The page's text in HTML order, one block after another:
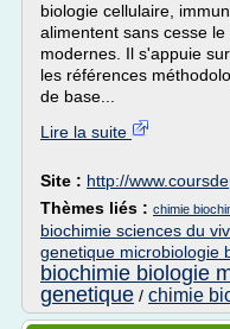
biologie cellulaire,
alimentent sans cesse
modernes. Il s'appuie
les références
de base...
Lire la suite
Site : http://
Thèmes liés : chimie
biochimie sciences du
genetique microbiologie
biochimie biologie
genetique / chimie